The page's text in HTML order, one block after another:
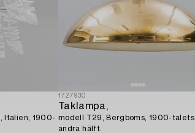
Italien, 1900-
1727930
Taklampa,
modell T29, Bergboms, 1900-talets
andra hälft.